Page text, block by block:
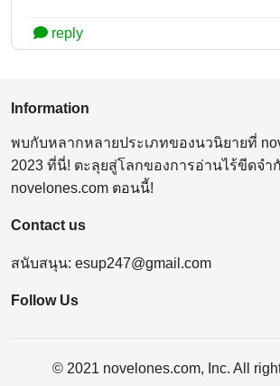
reply
Information
พบกับหลากหลายประเภทของนวนิยายที่
2023 ที่นี่! ตะลุยสู่โลกของการอ่านไร้ขีดจำ
novelones.com ตอนนี้!
Contact us
สนับสนุน: esup247@gmail.com
Follow Us
© 2021 novelones.com, Inc. All